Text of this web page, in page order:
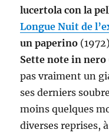
lucertola con la
Longue Nuit de
un paperino
Sette note in nero
pas vraiment un
ses derniers
moins quelques
diverses reprises,